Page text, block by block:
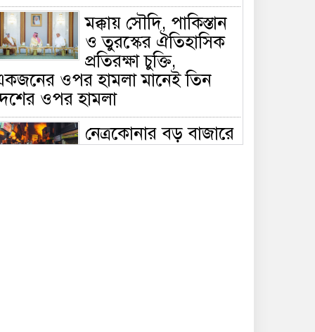
মক্কায় সৌদি, পাকিস্তান
ও তুরস্কের ঐতিহাসিক
প্রতিরক্ষা চুক্তি,
ওপর হামলা মানেই তিন
ওপর হামলা
নেত্রকোনার বড় বাজারে
ভয়াবহ আগুন, পুড়ছে ৫